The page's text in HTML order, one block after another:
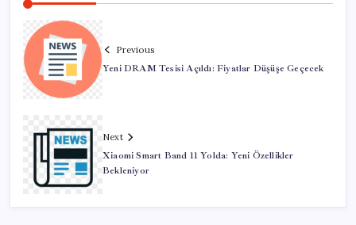
Previous
Yeni DRAM Tesisi Açıldı: Fiyatlar Düşüşe Geçecek
Next
Xiaomi Smart Band 11 Yolda: Yeni Özellikler
Bekleniyor